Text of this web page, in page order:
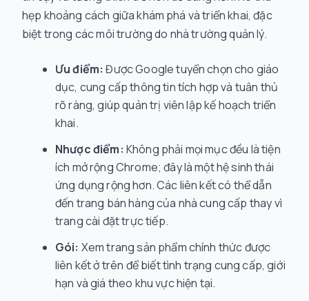
hẹp khoảng cách giữa khám phá và triển khai, đặc
biệt trong các môi trường do nhà trường quản lý.
Ưu điểm: Được Google tuyển chọn cho giáo
dục, cung cấp thông tin tích hợp và tuân thủ
rõ ràng, giúp quản trị viên lập kế hoạch triển
khai.
Nhược điểm: Không phải mọi mục đều là tiện
ích mở rộng Chrome; đây là một hệ sinh thái
ứng dụng rộng hơn. Các liên kết có thể dẫn
đến trang bán hàng của nhà cung cấp thay vì
trang cài đặt trực tiếp.
Gói: Xem trang sản phẩm chính thức được
liên kết ở trên để biết tình trạng cung cấp, giới
hạn và giá theo khu vực hiện tại.